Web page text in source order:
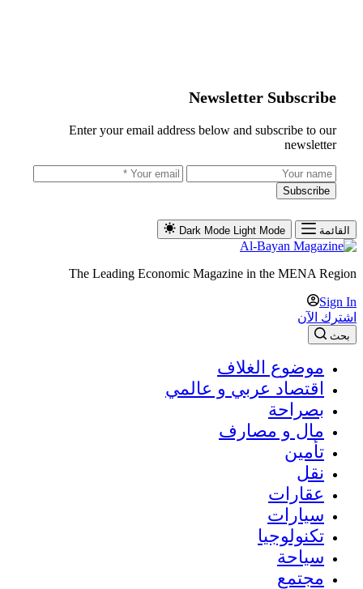
Newsletter Subscribe
Enter your email address below and subscribe to our
newsletter
Subscribe
القائمة Dark Mode Light Mode
The Leading Economic Magazine in the MENA Region
Sign In
اشترك الآن
بحث
موضوع الغلاف
اقتصاد عربي و عالمي
بصراحة
مال و مصارف
تأمين
نقل
عقارات
سيارات
تكنولوجيا
سياحة
مجتمع